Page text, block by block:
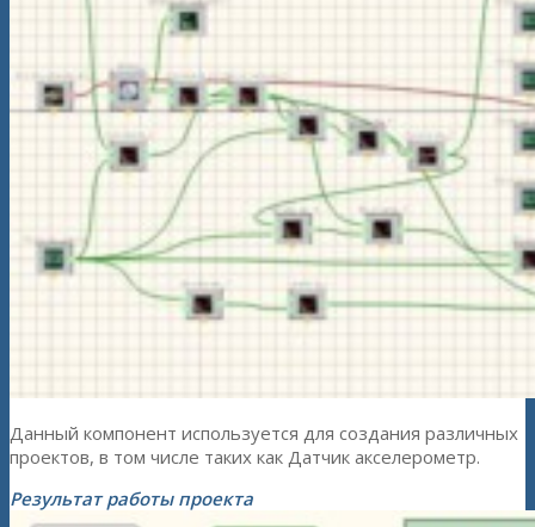
Данный компонент используется для создания различных
проектов, в том числе таких как Датчик акселерометр.
Результат работы проекта